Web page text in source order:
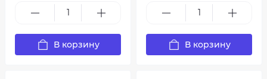
В корзину В корзину